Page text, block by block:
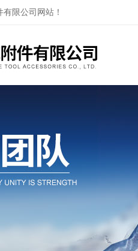
限公司网站！